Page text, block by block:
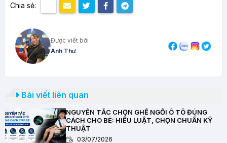
Chia sẻ:
Được viết bởi
Anh Thư
Bài viết liên quan
NGUYÊN TẮC CHỌN GHẾ NGỒI Ô TÔ ĐÚNG
CÁCH CHO BÉ: HIỂU LUẬT, CHỌN CHUẨN KỸ
THUẬT
03/07/2026